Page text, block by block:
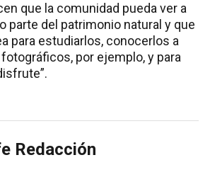
que la comunidad pueda ver a
parte del patrimonio natural y que
para estudiarlos, conocerlos a
por ejemplo, y para
Redacción